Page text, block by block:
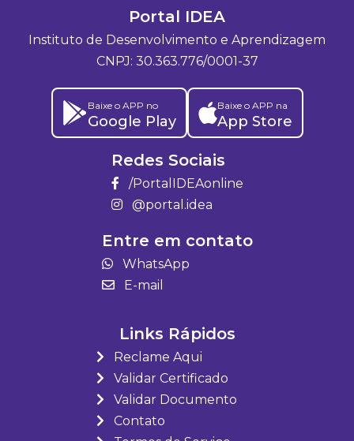
Portal IDEA
Instituto de Desenvolvimento e Aprendizagem
CNPJ: 30.363.776/0001-37
Baixe o APP no
Google Play
Baixe o APP na
App Store
Redes Sociais
/PortalIDEAonline
@portal.idea
Entre em contato
WhatsApp
E-mail
Links Rápidos
Reclame Aqui
Validar Certificado
Validar Documento
Contato